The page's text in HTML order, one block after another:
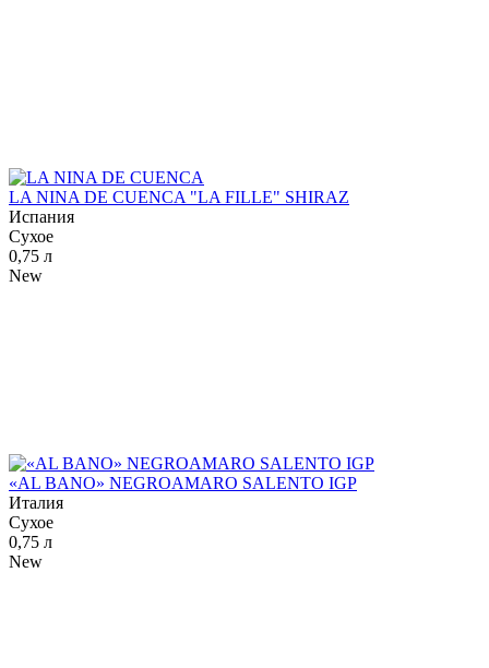
LA NINA DE CUENCA "LA FILLE" SHIRAZ
Испания
Сухое
0,75 л
New
«AL BANO» NEGROAMARO SALENTO IGP
Италия
Сухое
0,75 л
New